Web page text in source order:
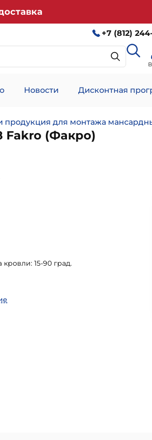
+7 (812)
Новости Дисконтная
продукция для монтажа
Fakro (Факро)
кровли: 15-90 град.